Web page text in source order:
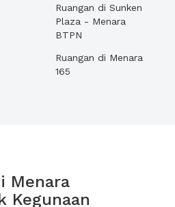
Ruangan di Sunken
Plaza - Menara
BTPN
Ruangan di Menara
165
Menara
Kegunaan